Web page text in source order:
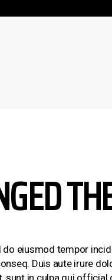
eiusmod tempor
Duis aute irure
sunt in culpa qui